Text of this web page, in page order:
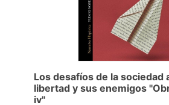
Los desafíos de la sociedad
libertad y sus enemigos
iv"